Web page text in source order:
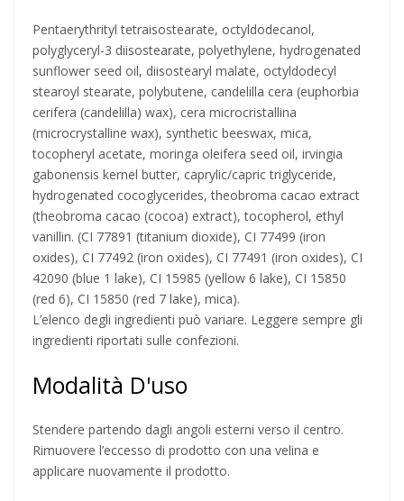
Pentaerythrityl tetraisostearate, octyldodecanol,
polyglyceryl-3 diisostearate, polyethylene, hydrogenated
sunflower seed oil, diisostearyl malate, octyldodecyl
stearoyl stearate, polybutene, candelilla cera (euphorbia
cerifera (candelilla) wax), cera microcristallina
(microcrystalline wax), synthetic beeswax, mica,
tocopheryl acetate, moringa oleifera seed oil, irvingia
gabonensis kernel butter, caprylic/capric triglyceride,
hydrogenated cocoglycerides, theobroma cacao extract
(theobroma cacao (cocoa) extract), tocopherol, ethyl
vanillin. (CI 77891 (titanium dioxide), CI 77499 (iron
oxides), CI 77492 (iron oxides), CI 77491 (iron oxides), CI
42090 (blue 1 lake), CI 15985 (yellow 6 lake), CI 15850
(red 6), CI 15850 (red 7 lake), mica).
L’elenco degli ingredienti può variare. Leggere sempre gli
ingredienti riportati sulle confezioni.
Modalità D'uso
Stendere partendo dagli angoli esterni verso il centro.
Rimuovere l’eccesso di prodotto con una velina e
applicare nuovamente il prodotto.